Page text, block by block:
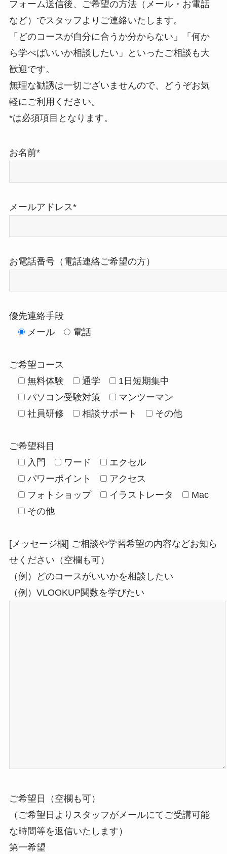
フォーム送信後、ご希望の方法（メール・お電話
など）でスタッフよりご連絡いたします。
「どのコースが自分に合うか分からない」「何か
ら学べばいいか相談したい」といったご相談も大
歓迎です。
無理な勧誘は一切ございませんので、どうぞお気
軽にご利用ください。
*は必須項目となります。
お名前*
メールアドレス*
お電話番号（電話連絡ご希望の方）
優先連絡手段
メール
電話
ご希望コース
無料体験
通学
1日短期集中
パソコン受験対策
マンツーマン
社員研修
相談サポート その他
ご希望科目
入門
ワード
エクセル
パワーポイント
アクセス
フォトショップ
イラストレータ
Mac
その他
[メッセージ欄] ご相談や学習希望の内容などお知ら
せください（空欄も可）
（例）どのコースがいいかを相談したい
（例）VLOOKUP関数を学びたい
ご希望日（空欄も可）
（ご希望日よりスタッフがメールにてご受講可能
な時間等を返信いたします）
第一希望